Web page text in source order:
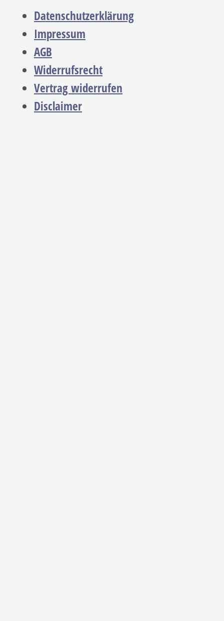
Datenschutzerklärung
Impressum
AGB
Widerrufsrecht
Vertrag widerrufen
Disclaimer